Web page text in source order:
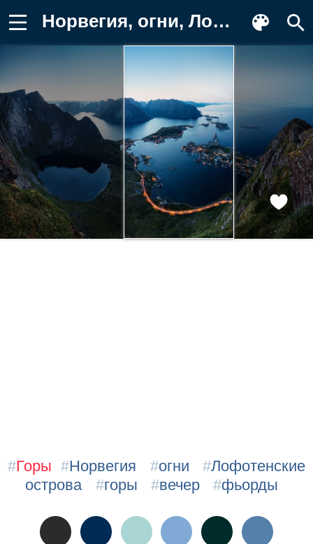
Норвегия, огни, Лофотенские острова Обои
#Горы #Норвегия #огни #Лофотенские
острова
#горы #вечер #фьорды